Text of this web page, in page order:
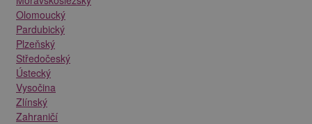
Olomoucký
Pardubický
Plzeňský
Středočeský
Ústecký
Vysočina
Zlínský
Zahraničí